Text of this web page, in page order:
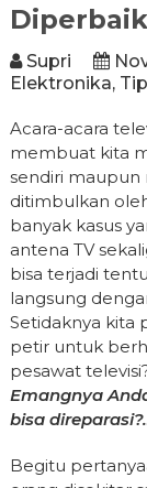
Supri
Elektronika,
Acara-acara
membuat kita
sendiri maupun
ditimbulkan
banyak kasus
antena TV
bisa terjadi
langsung
Setidaknya kita
petir untuk
pesawat
Emangnya
bisa
Begitu